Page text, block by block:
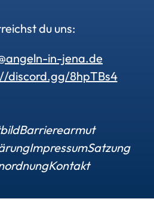
du uns:
in-jena.de
discord.gg/8hpTBs4
Barrierearmut
ImpressumSatzung
Kontakt